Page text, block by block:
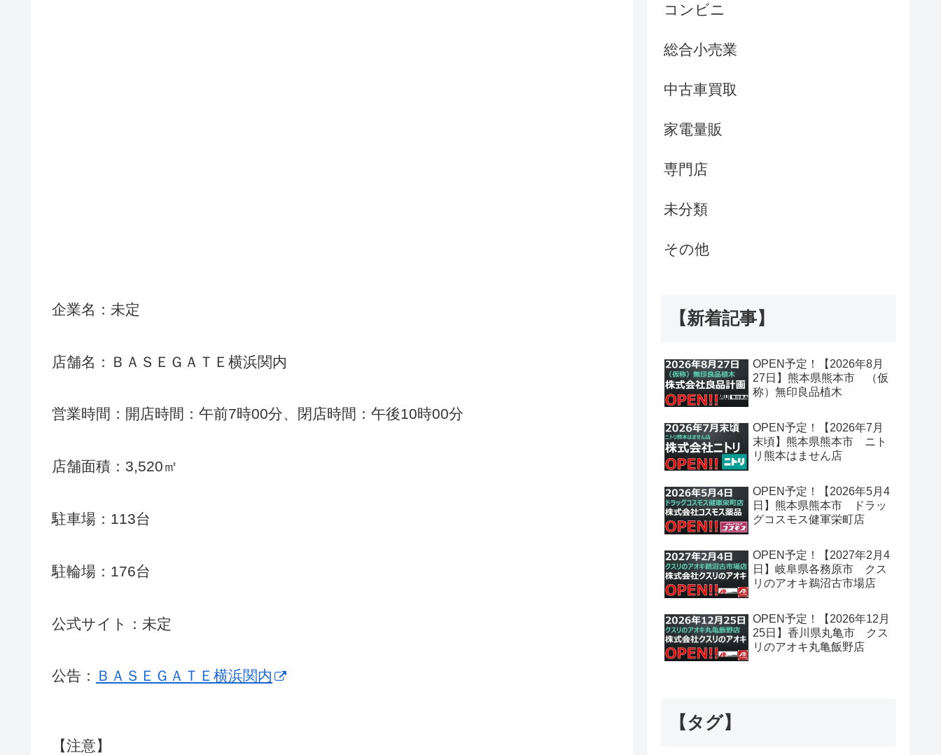
企業名：未定
店舗名：ＢＡＳＥＧＡＴＥ横浜関内
営業時間：開店時間：午前7時00分、閉店時間：午後10時00分
店舗面積：3,520㎡
駐車場：113台
駐輪場：176台
公式サイト：未定
公告： ＢＡＳＥＧＡＴＥ横浜関内
【注意】
コンビニ
総合小売業
中古車買取
家電量販
専門店
未分類
その他
【新着記事】
OPEN予定！【2026年8月
27日】熊本県熊本市 （仮
称）無印良品植木
OPEN予定！【2026年7月
末頃】熊本県熊本市 ニト
リ熊本はません店
OPEN予定！【2026年5月4
日】熊本県熊本市 ドラッ
グコスモス健軍栄町店
OPEN予定！【2027年2月4
日】岐阜県各務原市 クス
リのアオキ鵜沼古市場店
OPEN予定！【2026年12月
25日】香川県丸亀市 クス
リのアオキ丸亀飯野店
【タグ】